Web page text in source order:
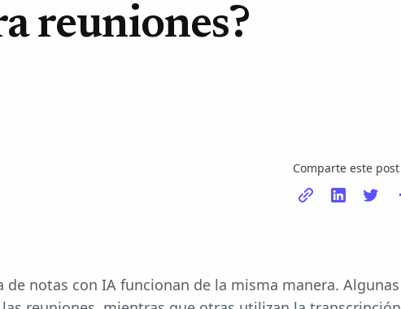
reuniones?
Comparte este post
notas con IA funcionan de la misma manera. Algunas